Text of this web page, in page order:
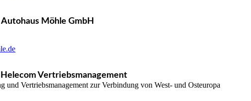
Autohaus Möhle GmbH
Helecom Vertriebsmanagement
und Vertriebsmanagement zur Verbindung von West- und Osteuropa